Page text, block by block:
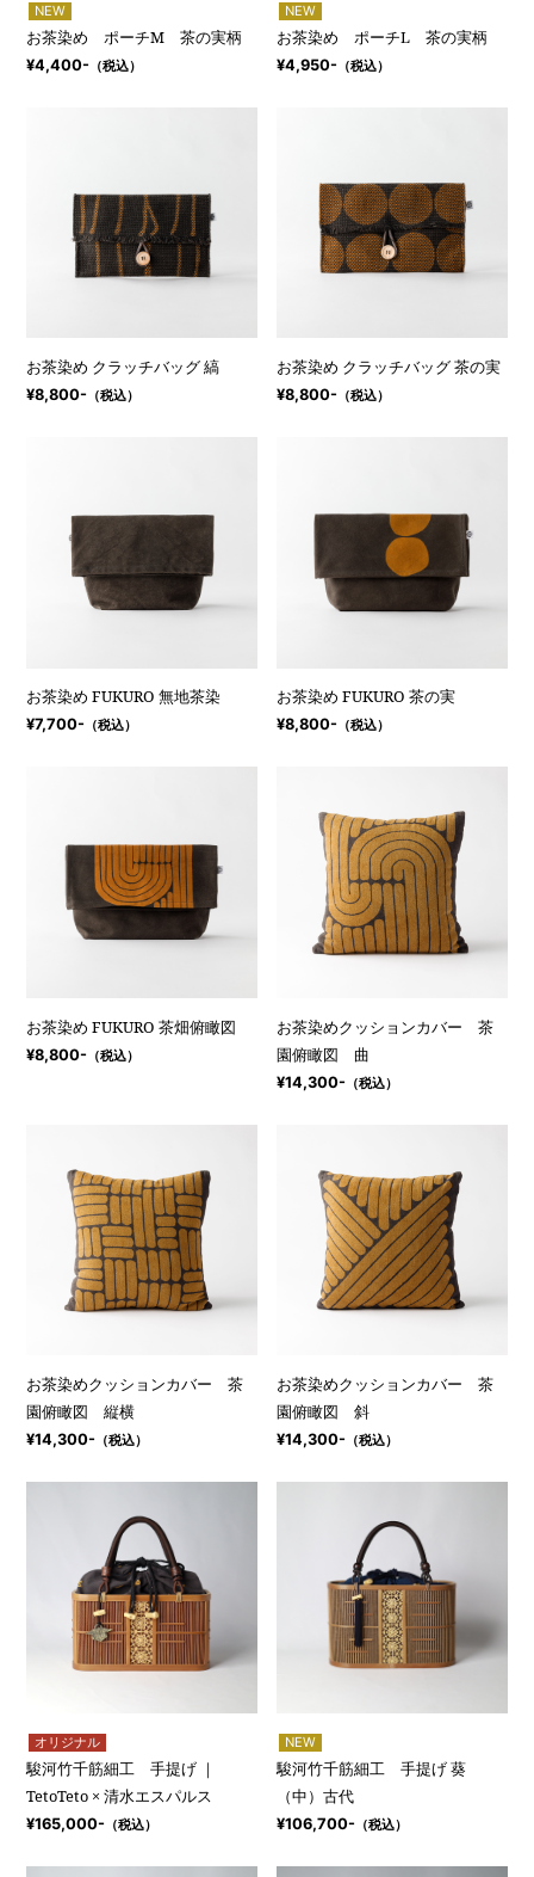
NEW
お茶染め ポーチM 茶の実柄
¥4,400- （税込）
NEW
お茶染め ポーチL 茶の実柄
¥4,950- （税込）
お茶染め クラッチバッグ 縞
¥8,800- （税込）
お茶染め クラッチバッグ 茶の実
¥8,800- （税込）
お茶染め FUKURO 無地茶染
¥7,700- （税込）
お茶染め FUKURO 茶の実
¥8,800- （税込）
お茶染め FUKURO 茶畑俯瞰図
¥8,800- （税込）
お茶染めクッションカバー 茶
園俯瞰図 曲
¥14,300- （税込）
お茶染めクッションカバー 茶
園俯瞰図 縦横
¥14,300- （税込）
お茶染めクッションカバー 茶
園俯瞰図 斜
¥14,300- （税込）
オリジナル
駿河竹千筋細工 手提げ ｜
TetoTeto × 清水エスパルス
¥165,000- （税込）
NEW
駿河竹千筋細工 手提げ 葵
（中）古代
¥106,700- （税込）